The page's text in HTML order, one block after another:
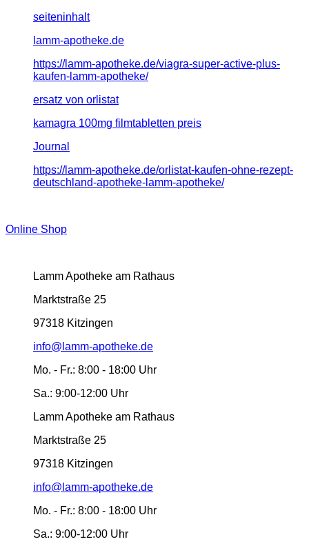
seiteninhalt
lamm-apotheke.de
https://lamm-apotheke.de/viagra-super-active-plus-
kaufen-lamm-apotheke/
ersatz von orlistat
kamagra 100mg filmtabletten preis
Journal
https://lamm-apotheke.de/orlistat-kaufen-ohne-rezept-
deutschland-apotheke-lamm-apotheke/
Online Shop
Lamm Apotheke am Rathaus
Marktstraße 25
97318 Kitzingen
info@lamm-apotheke.de
Mo. - Fr.: 8:00 - 18:00 Uhr
Sa.: 9:00-12:00 Uhr
Lamm Apotheke am Rathaus
Marktstraße 25
97318 Kitzingen
info@lamm-apotheke.de
Mo. - Fr.: 8:00 - 18:00 Uhr
Sa.: 9:00-12:00 Uhr